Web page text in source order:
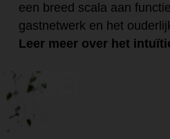
een breed scala aan
gastnetwerk en het
Leer meer over het